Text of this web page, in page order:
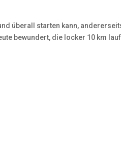
überall starten kann,
bewundert, die locker 10 km